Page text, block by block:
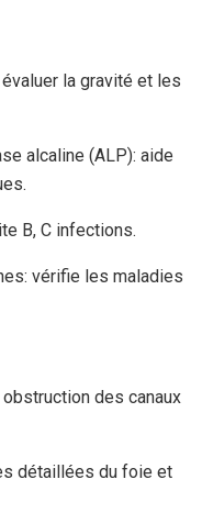
évaluer la gravité et les
alcaline (ALP): aide
B, C infections.
vérifie les maladies
des canaux
détaillées du foie et